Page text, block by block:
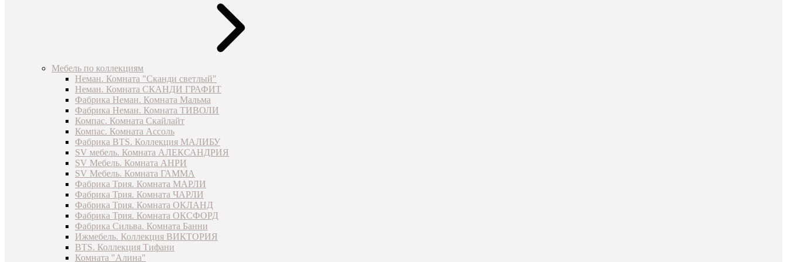
Мебель по коллекциям
Неман. Комната "Сканди светлый"
Неман. Комната СКАНДИ ГРАФИТ
Фабрика Неман. Комната Мальма
Фабрика Неман. Комната ТИВОЛИ
Компас. Комната Скайлайт
Компас. Комната Ассоль
Фабрика BTS. Коллекция МАЛИБУ
SV мебель. Комната АЛЕКСАНДРИЯ
SV Мебель. Комната АНРИ
SV Мебель. Комната ГАММА
Фабрика Трия. Комната МАРЛИ
Фабрика Трия. Комната ЧАРЛИ
Фабрика Трия. Комната ОКЛАНД
Фабрика Трия. Комната ОКСФОРД
Фабрика Сильва. Комната Банни
Ижмебель. Коллекция ВИКТОРИЯ
BTS. Коллекция Тифани
Комната "Алина"